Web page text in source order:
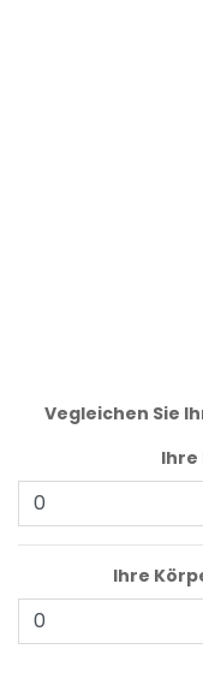
Vegleichen Sie
Ihre
Ihre